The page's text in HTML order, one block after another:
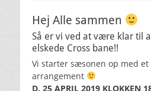
Hej Alle sammen
Så er vi ved at være klar til
elskede Cross bane!!
Vi starter sæsonen op med
arrangement
D. 25 APRIL 2019 KLOKKEN